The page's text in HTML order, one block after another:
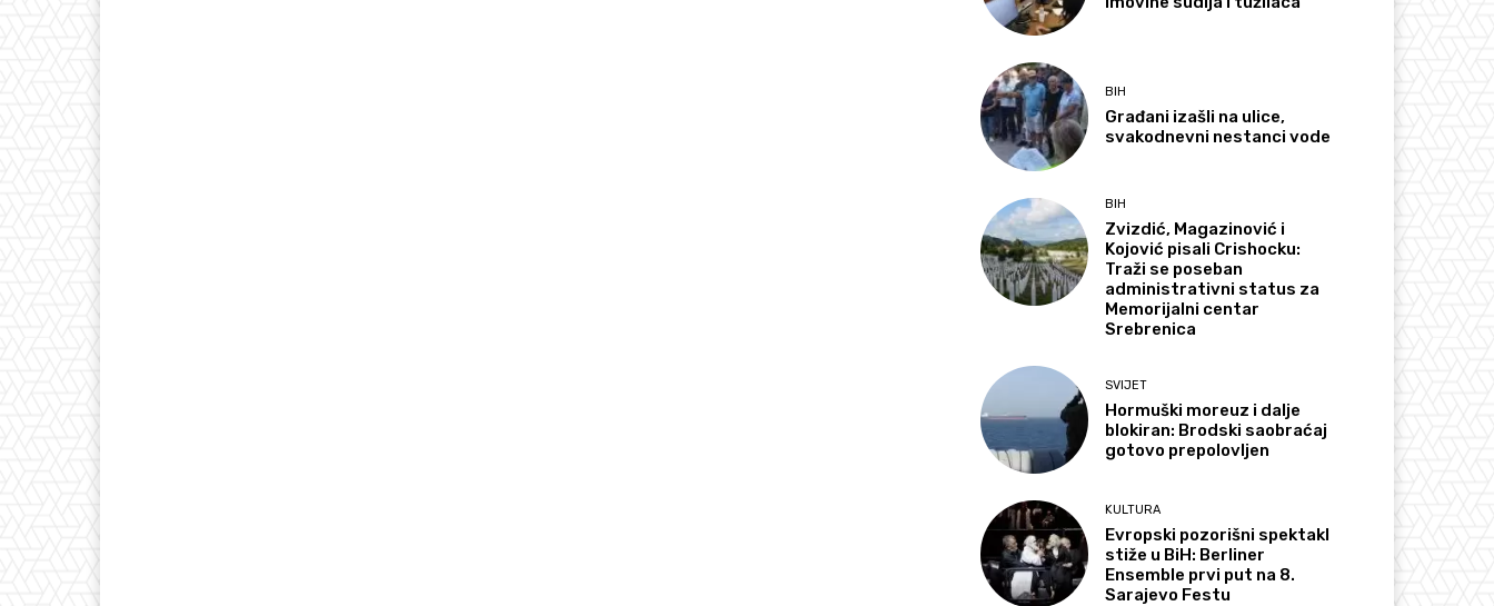
BIH
Građani izašli na ulice,
svakodnevni nestanci vode
BIH
Zvizdić, Magazinović i
Kojović pisali Crishocku:
Traži se poseban
administrativni status za
Memorijalni centar
Srebrenica
SVIJET
Hormuški moreuz i dalje
blokiran: Brodski saobraćaj
gotovo prepolovljen
KULTURA
Evropski pozorišni spektakl
stiže u BiH: Berliner
Ensemble prvi put na 8.
Sarajevo Festu